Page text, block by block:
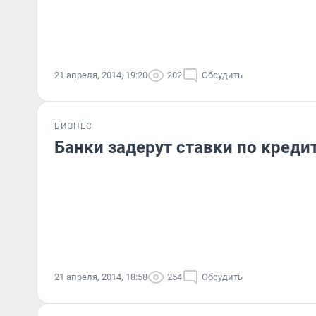
21 апреля, 2014, 19:20 202 Обсудить
БИЗНЕС
Банки задерут ставки по
21 апреля, 2014, 18:58 254 Обсудить